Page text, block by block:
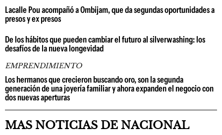
Lacalle Pou acompañó a Ombijam, que da segundas oportunidades a
presos y ex presos
De los hábitos que pueden cambiar el futuro al silverwashing: los
desafíos de la nueva longevidad
EMPRENDIMIENTO
Los hermanos que crecieron buscando oro, son la segunda
generación de una joyería familiar y ahora expanden el negocio con
dos nuevas aperturas
MAS NOTICIAS DE NACIONAL